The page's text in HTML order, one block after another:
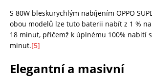
S 80W bleskurychlým nabíjením OPPO
obou modelů lze tuto baterii nabít z 1 %
18 minut, přičemž k úplnému 100% nabití
minut.[5]
Elegantní a masivní